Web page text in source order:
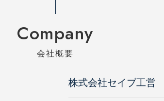
会社概要
Company
株式会社セイブ工営